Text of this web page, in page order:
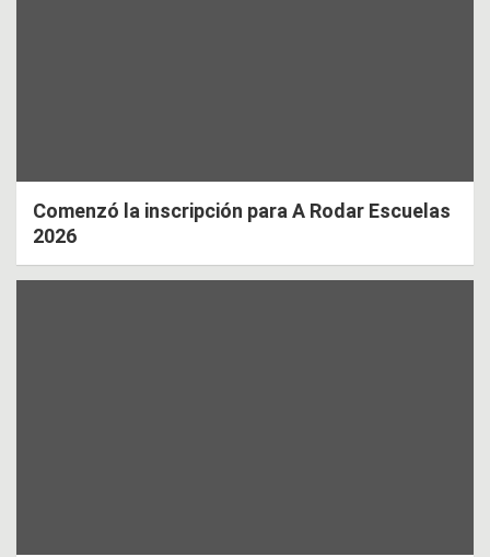
Comenzó la inscripción para A Rodar Escuelas
2026